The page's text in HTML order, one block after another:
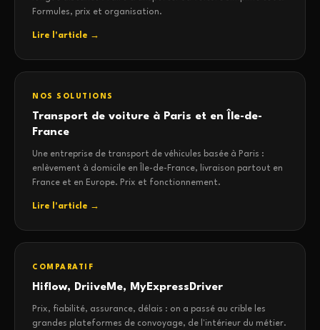
Formules, prix et organisation.
Lire l'article →
NOS SOLUTIONS
Transport de voiture à Paris et en Île-de-
France
Une entreprise de transport de véhicules basée à Paris :
enlèvement à domicile en Île-de-France, livraison partout en
France et en Europe. Prix et fonctionnement.
Lire l'article →
COMPARATIF
Hiflow, DriiveMe, MyExpressDriver
Prix, fiabilité, assurance, délais : on a passé au crible les
grandes plateformes de convoyage, de l'intérieur du métier.